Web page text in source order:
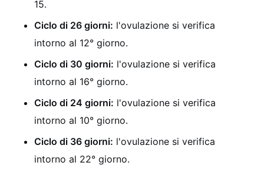
15.
Ciclo di 26 giorni: l'ovulazione si verifica
intorno al 12° giorno.
Ciclo di 30 giorni: l'ovulazione si verifica
intorno al 16° giorno.
Ciclo di 24 giorni: l'ovulazione si verifica
intorno al 10° giorno.
Ciclo di 36 giorni: l'ovulazione si verifica
intorno al 22° giorno.